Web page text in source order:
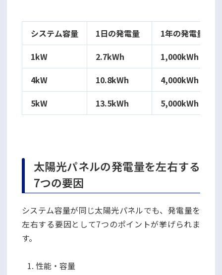
システム容量 1日の発電量
1年の発電量
1kW
2.7kWh
1,000kWh
4kW
10.8kWh
4,000kWh
5kW
13.5kWh 5,000kWh
太陽光パネルの発電量を左右する
7つの要因
システム容量が同じ太陽光パネルでも、発電量を
左右する要因として7つのポイントが挙げられま
す。
性能・容量